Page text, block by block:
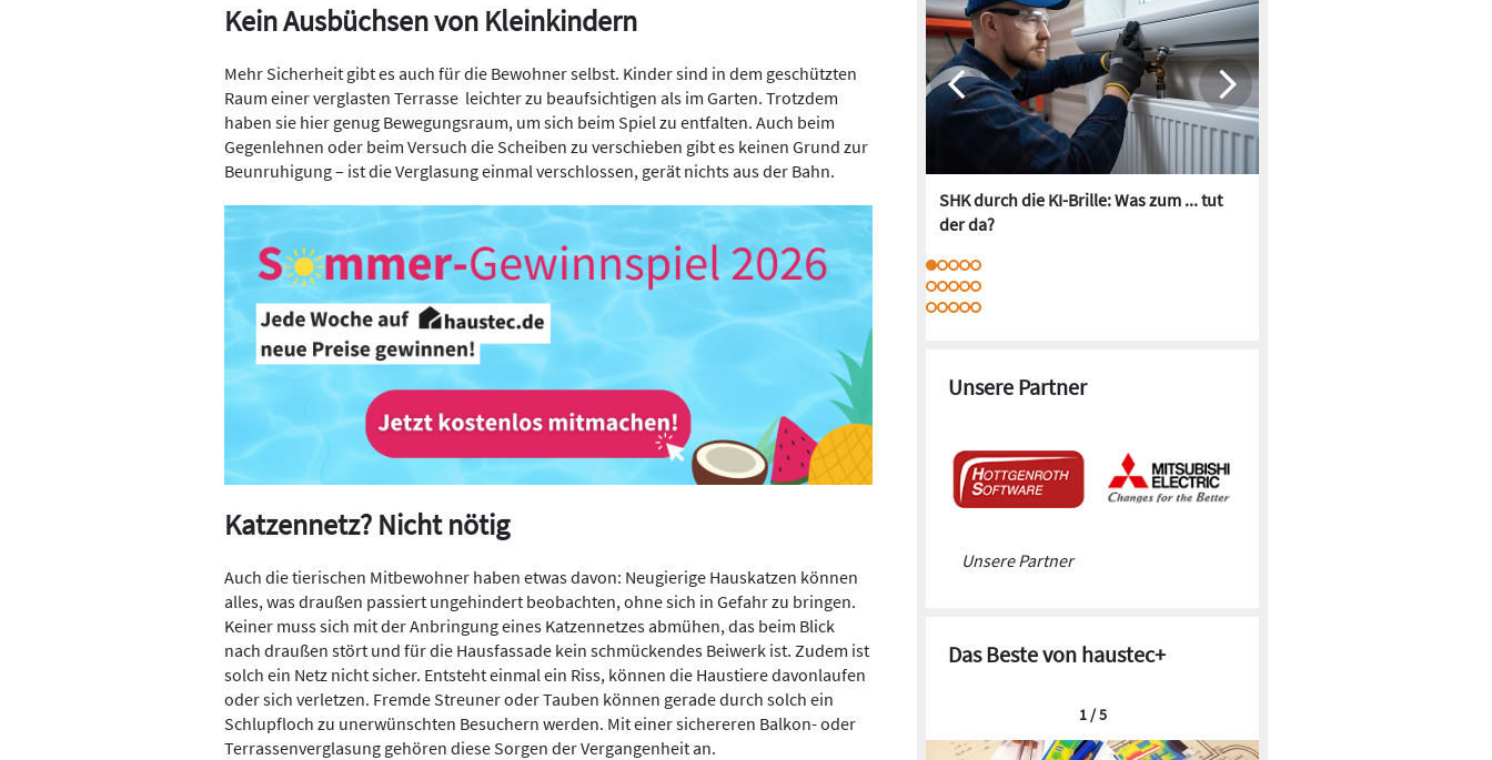
Kein Ausbüchsen von Kleinkindern
Mehr Sicherheit gibt es auch für die Bewohner selbst. Kinder sind in dem geschützten
Raum einer verglasten Terrasse leichter zu beaufsichtigen als im Garten. Trotzdem
haben sie hier genug Bewegungsraum, um sich beim Spiel zu entfalten. Auch beim
Gegenlehnen oder beim Versuch die Scheiben zu verschieben gibt es keinen Grund zur
Beunruhigung – ist die Verglasung einmal verschlossen, gerät nichts aus der Bahn.
Katzennetz? Nicht nötig
Auch die tierischen Mitbewohner haben etwas davon: Neugierige Hauskatzen können
alles, was draußen passiert ungehindert beobachten, ohne sich in Gefahr zu bringen.
Keiner muss sich mit der Anbringung eines Katzennetzes abmühen, das beim Blick
nach draußen stört und für die Hausfassade kein schmückendes Beiwerk ist. Zudem ist
solch ein Netz nicht sicher. Entsteht einmal ein Riss, können die Haustiere davonlaufen
oder sich verletzen. Fremde Streuner oder Tauben können gerade durch solch ein
Schlupfloch zu unerwünschten Besuchern werden. Mit einer sichereren Balkon- oder
Terrassenverglasung gehören diese Sorgen der Vergangenheit an.
SHK durch die KI-Brille: Was zum ... tut
der da?
Unsere Partner
Unsere Partner
Das Beste von haustec+
1 / 5